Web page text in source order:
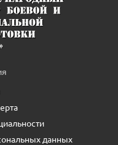
данных